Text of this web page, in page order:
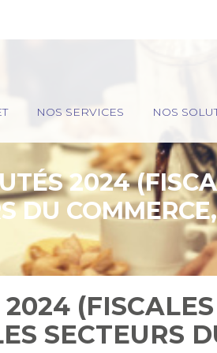
NOS SERVICES NOS
2024
DU
DU
SECTEURS